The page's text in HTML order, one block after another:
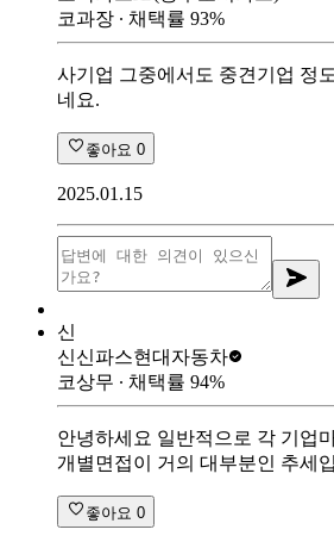
코과장 ∙ 채택률 93%
사기업 그중에서도 중견기업 정
네요.
좋아요 0
2025.01.15
신
신신파스현대자동차
코상무 ∙ 채택률 94%
안녕하세요 일반적으로 각 기업
개별면접이 거의 대부분인 추세
좋아요 0